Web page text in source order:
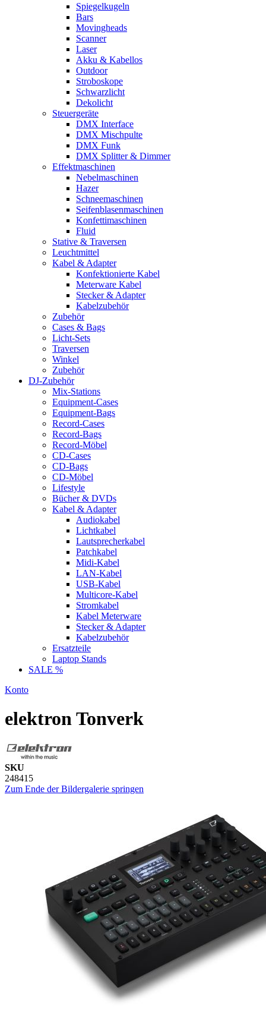
Spiegelkugeln
Bars
Movingheads
Scanner
Laser
Akku & Kabellos
Outdoor
Stroboskope
Schwarzlicht
Dekolicht
Steuergeräte
DMX Interface
DMX Mischpulte
DMX Funk
DMX Splitter & Dimmer
Effektmaschinen
Nebelmaschinen
Hazer
Schneemaschinen
Seifenblasenmaschinen
Konfettimaschinen
Fluid
Stative & Traversen
Leuchtmittel
Kabel & Adapter
Konfektionierte Kabel
Meterware Kabel
Stecker & Adapter
Kabelzubehör
Zubehör
Cases & Bags
Licht-Sets
Traversen
Winkel
Zubehör
DJ-Zubehör
Mix-Stations
Equipment-Cases
Equipment-Bags
Record-Cases
Record-Bags
Record-Möbel
CD-Cases
CD-Bags
CD-Möbel
Lifestyle
Bücher & DVDs
Kabel & Adapter
Audiokabel
Lichtkabel
Lautsprecherkabel
Patchkabel
Midi-Kabel
LAN-Kabel
USB-Kabel
Multicore-Kabel
Stromkabel
Kabel Meterware
Stecker & Adapter
Kabelzubehör
Ersatzteile
Laptop Stands
SALE %
Konto
elektron Tonverk
SKU
248415
Zum Ende der Bildergalerie springen